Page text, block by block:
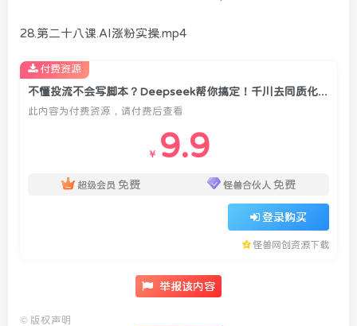
28.第二十八课.AI涨粉实操.mp4
此内容为付费资源，请付费后查看
￥ 9.9
超级会员 免费 怪兽合伙人 免费
登录购买
怪兽网创资源下载
付费资源
举报该内容
© 版权声明